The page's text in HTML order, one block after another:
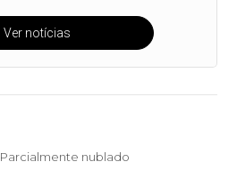
Ver notícias
Parcialmente nublado